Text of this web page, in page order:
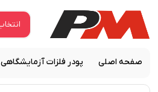
صفحه اصلی پودر فلزات آزمایشگاهی